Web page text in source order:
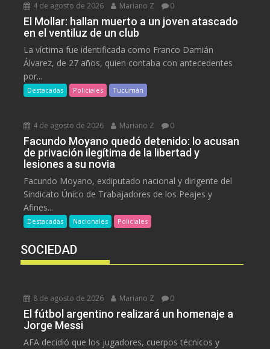
4 de agosto de 2026 Mariano Z 0
El Mollar: hallan muerto a un joven atascado
en el ventiluz de un club
La víctima fue identificada como Franco Damián
Álvarez, de 27 años, quien contaba con antecedentes
por...
Destacadas Policiales Tucumán
4 de agosto de 2026 Mariano Z 0
Facundo Moyano quedó detenido: lo acusan
de privación ilegítima de la libertad y
lesiones a su novia
Facundo Moyano, exdiputado nacional y dirigente del
Sindicato Único de Trabajadores de los Peajes y
Afines...
Destacadas Nacionales Policiales
SOCIEDAD
8 de agosto de 2026 Mariano Z 0
El fútbol argentino realizará un homenaje a
Jorge Messi
AFA decidió que los jugadores, cuerpos técnicos y